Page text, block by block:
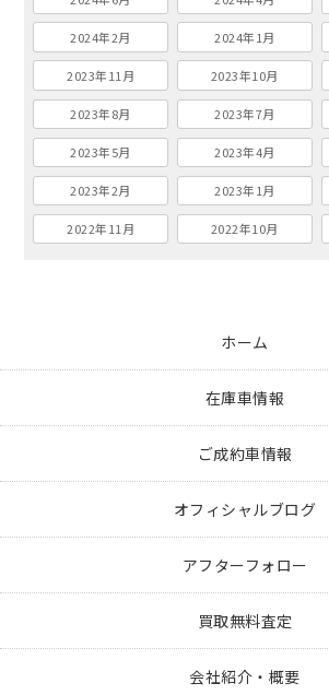
2024年2月 2024年1月
2023年11月 2023年10月
2023年8月 2023年7月
2023年5月 2023年4月
2023年2月 2023年1月
2022年11月 2022年10月
ホーム
在庫車情報
ご成約車情報
オフィシャルブログ
アフターフォロー
買取無料査定
会社紹介・概要